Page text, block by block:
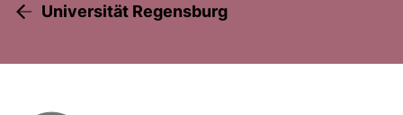
Universität Regensburg